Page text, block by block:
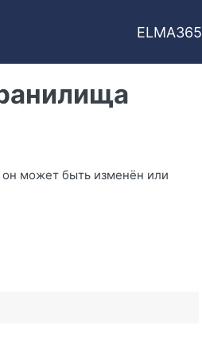
ELMA365
может быть изменён или